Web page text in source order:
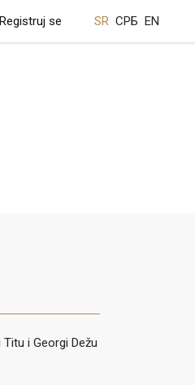
Registruj se SR СРБ EN
i Georgi Dežu